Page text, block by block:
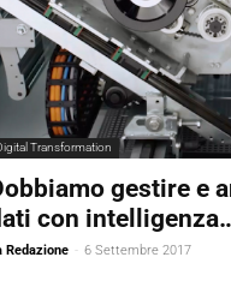
Transformation
gestire e
con
Redazione - 6 Settembre 2017